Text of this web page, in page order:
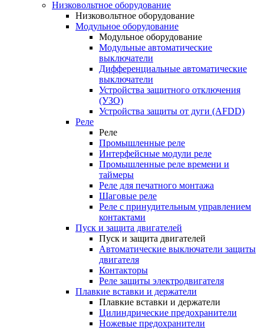
Низковольтное оборудование
Низковольтное оборудование
Модульное оборудование
Модульное оборудование
Модульные автоматические
выключатели
Дифференциальные автоматические
выключатели
Устройства защитного отключения
(УЗО)
Устройства защиты от дуги (AFDD)
Реле
Реле
Промышленные реле
Интерфейсные модули реле
Промышленные реле времени и
таймеры
Реле для печатного монтажа
Шаговые реле
Реле с принудительным управлением
контактами
Пуск и защита двигателей
Пуск и защита двигателей
Автоматические выключатели защиты
двигателя
Контакторы
Реле защиты электродвигателя
Плавкие вставки и держатели
Плавкие вставки и держатели
Цилиндрические предохранители
Ножевые предохранители